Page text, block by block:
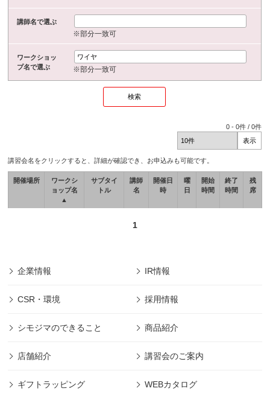
講師名で選ぶ
※部分一致可
ワークショッ
プ名で選ぶ
※部分一致可
0 -0件 /0件
講習会名をクリックすると、詳細が確認でき、お申込みも可能です。
開催場所
ワークシ
ョップ名
▲
サブタイ
トル
講師
名
開催日
時
曜
日
開始
時間
終了
時間
残
席
1
企業情報 IR情報
CSR・環境 採用情報
シモジマのできること 商品紹介
店舗紹介 講習会のご案内
ギフトラッピング WEBカタログ